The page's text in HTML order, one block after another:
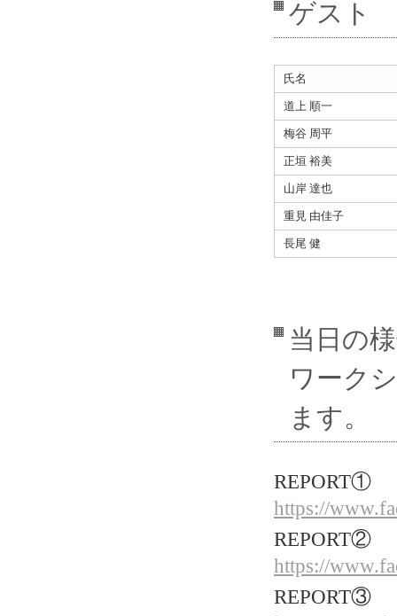
ゲスト
氏名
道上 順一
梅谷 周平
正垣 裕美
山岸 達也
重見 由佳子
長尾 健
当日の
ワーク
ます。
REPORT①
https://
REPORT②
https://
REPORT③